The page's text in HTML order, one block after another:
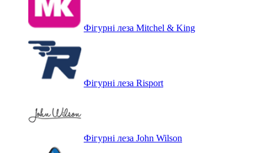
Фігурні леза Mitchel & King
Фігурні леза Risport
Фігурні леза John Wilson